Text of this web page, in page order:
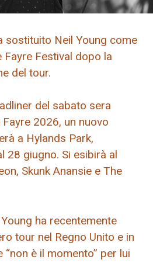
sostituito Neil Young come
Fayre Festival dopo la
del tour.
del sabato sera
Fayre 2026, un nuovo
a Hylands Park,
28 giugno. Si esibirà al
Skunk Anansie e The
ha recentemente
tour nel Regno Unito e in
è il momento” per lui